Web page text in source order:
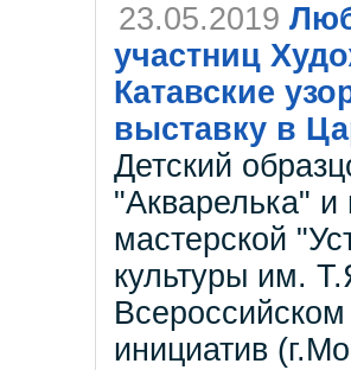
23.05.2019
участниц
Катавские
выставку в
Детский
"Акварелька" и
мастерской
культуры им.
инициатив